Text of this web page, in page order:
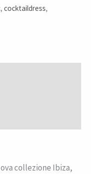
, cocktaildress,
collezione Ibiza,